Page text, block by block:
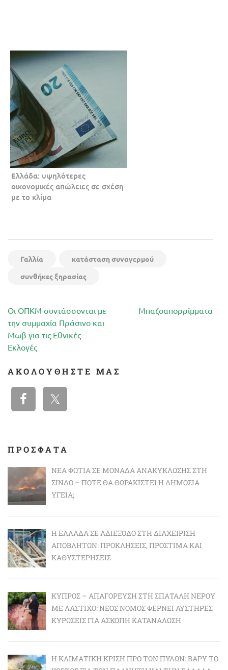
Ελλάδα: υψηλότερες
οικονομικές απώλειες σε σχέση
με το κλίμα
Γαλλία
κατάσταση συναγερμού
συνθήκες ξηρασίας
Πλοήγηση
άρθρων
Οι ΟΠΚΜ συντάσσονται με
την συμμαχία Πράσινο και
Μωβ για τις Εθνικές
Εκλογές
Μπαζοαπορρίμματα
ΑΚΟΛΟΥΘΉΣΤΕ ΜΑΣ
ΠΡΟΣΦΑΤΑ
ΝΈΑ ΦΩΤΙΆ ΣΕ ΜΟΝΆΔΑ ΑΝΑΚΎΚΛΩΣΗΣ ΣΤΗ
ΣΊΝΔΟ – ΠΌΤΕ ΘΑ ΘΩΡΑΚΙΣΤΕΊ Η ΔΗΜΌΣΙΑ
ΥΓΕΊΑ;
Η ΕΛΛΆΔΑ ΣΕ ΑΔΙΈΞΟΔΟ ΣΤΗ ΔΙΑΧΕΊΡΙΣΗ
ΑΠΟΒΛΉΤΩΝ: ΠΡΟΚΛΉΣΕΙΣ, ΠΡΌΣΤΙΜΑ ΚΑΙ
ΚΑΘΥΣΤΕΡΉΣΕΙΣ
ΚΎΠΡΟΣ – ΑΠΑΓΌΡΕΥΣΗ ΣΤΗ ΣΠΑΤΆΛΗ ΝΕΡΟΎ
ΜΕ ΛΆΣΤΙΧΟ: ΝΈΟΣ ΝΌΜΟΣ ΦΈΡΝΕΙ ΑΥΣΤΗΡΈΣ
ΚΥΡΏΣΕΙΣ ΓΙΑ ΆΣΚΟΠΗ ΚΑΤΑΝΆΛΩΣΗ
Η ΚΛΙΜΑΤΙΚΉ ΚΡΊΣΗ ΠΡΟ ΤΩΝ ΠΥΛΏΝ: BΑΡΎ ΤΟ